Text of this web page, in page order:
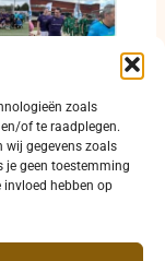
zoals
of te raadplegen.
wij gegevens zoals
je geen toestemming
hebben op
van